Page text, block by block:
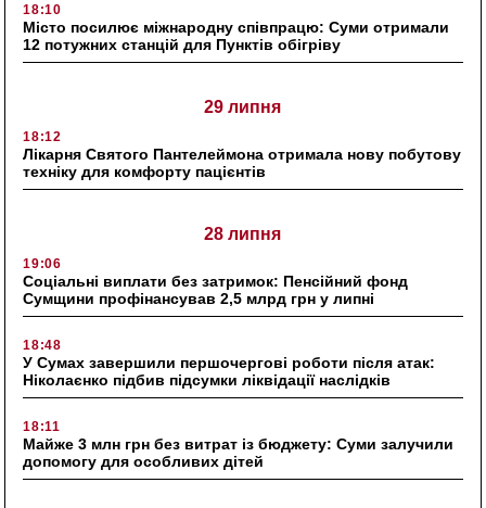
18:10
Місто посилює міжнародну співпрацю: Суми отримали
12 потужних станцій для Пунктів обігріву
29 липня
18:12
Лікарня Святого Пантелеймона отримала нову побутову
техніку для комфорту пацієнтів
28 липня
19:06
Соціальні виплати без затримок: Пенсійний фонд
Сумщини профінансував 2,5 млрд грн у липні
18:48
У Сумах завершили першочергові роботи після атак:
Ніколаєнко підбив підсумки ліквідації наслідків
18:11
Майже 3 млн грн без витрат із бюджету: Суми залучили
допомогу для особливих дітей